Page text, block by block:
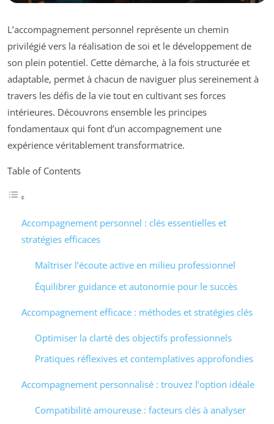
L’accompagnement personnel représente un chemin
privilégié vers la réalisation de soi et le développement de
son plein potentiel. Cette démarche, à la fois structurée et
adaptable, permet à chacun de naviguer plus sereinement à
travers les défis de la vie tout en cultivant ses forces
intérieures. Découvrons ensemble les principes
fondamentaux qui font d’un accompagnement une
expérience véritablement transformatrice.
Table of Contents
Accompagnement personnel : clés essentielles et
stratégies efficaces
Maîtriser l’écoute active en milieu professionnel
Équilibrer guidance et autonomie pour le succès
Accompagnement efficace : méthodes et stratégies clés
Optimiser la clarté des objectifs professionnels
Pratiques réflexives et contemplatives approfondies
Accompagnement personnalisé : trouvez l’option idéale
Compatibilité amoureuse : facteurs clés à analyser